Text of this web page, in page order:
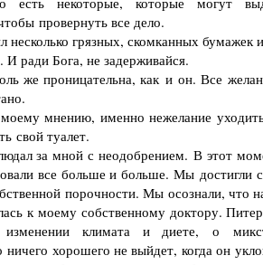
провернуть все дело.
грязных, скомканных бумажек
ради Бога, не задерживайся.
же проницательна, как и он. Все
мнению, именно нежелание уходить
свой туалет.
за мной с неодобрением. В этот
все больше и больше. Мы достигли
порочности. Мы осознали, что
к моему собственному доктору.
изменении климата и диете, о
ничего хорошего не выйдет, когда он